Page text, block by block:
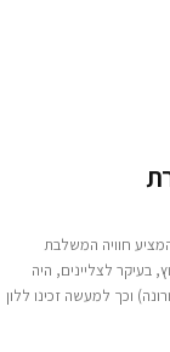
חוויה המשלבת
בעיקר לצליינים, היה
וכך למעשה זכינו ללון